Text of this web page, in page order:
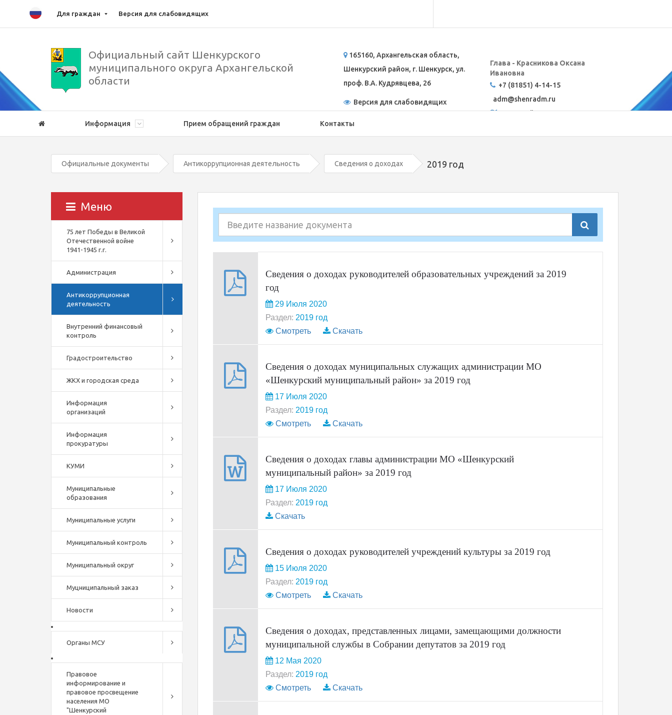
Для граждан Версия для слабовидящих
Официальный сайт Шенкурского
муниципального округа Архангельской
области
165160, Архангельская область,
Шенкурский район, г. Шенкурск, ул.
проф. В.А. Кудрявцева, 26
Версия для слабовидящих
Глава - Красникова Оксана
Ивановна
+7 (81851) 4-14-15
adm@shenradm.ru
Карта сайта
Информация
Прием обращений граждан Контакты
Официальные документы Антикоррупционная деятельность Сведения о доходах 2019 год
Меню
75 лет Победы в Великой
Отечественной войне
1941-1945 г.г.
Администрация
Антикоррупционная
деятельность
Внутренний финансовый
контроль
Градостроительство
ЖКХ и городская среда
Информация
организаций
Информация
прокуратуры
КУМИ
Муниципальные
образования
Муниципальные услуги
Муниципальный контроль
Муниципальный округ
Муцниципальный заказ
Новости
Органы МСУ
Правовое
информирование и
правовое просвещение
населения МО
"Шенкурский
Сведения о доходах руководителей образовательных учреждений за 2019
год
29 Июля 2020
Раздел: 2019 год
Смотреть
Скачать
Сведения о доходах муниципальных служащих администрации МО
«Шенкурский муниципальный район» за 2019 год
17 Июля 2020
Раздел: 2019 год
Смотреть
Скачать
Сведения о доходах главы администрации МО «Шенкурский
муниципальный район» за 2019 год
17 Июля 2020
Раздел: 2019 год
Скачать
Сведения о доходах руководителей учреждений культуры за 2019 год
15 Июля 2020
Раздел: 2019 год
Смотреть
Скачать
Сведения о доходах, представленных лицами, замещающими должности
муниципальной службы в Собрании депутатов за 2019 год
12 Мая 2020
Раздел: 2019 год
Смотреть
Скачать